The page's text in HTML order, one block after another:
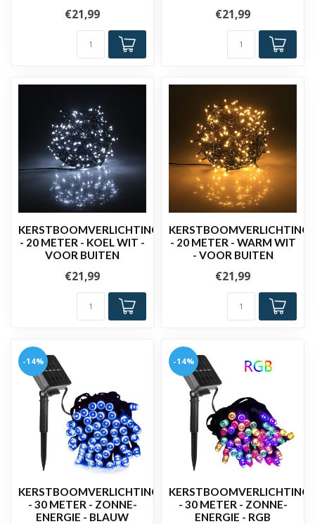
€21,99 €21,99
KERSTBOOMVERLICHTING
- 20 METER - KOEL WIT -
VOOR BUITEN
€21,99
KERSTBOOMVERLICHTING
- 20 METER - WARM WIT
- VOOR BUITEN
€21,99
-14%
KERSTBOOMVERLICHTING
- 30 METER - ZONNE-
ENERGIE - BLAUW
-14%
KERSTBOOMVERLICHTING
- 30 METER - ZONNE-
ENERGIE - RGB